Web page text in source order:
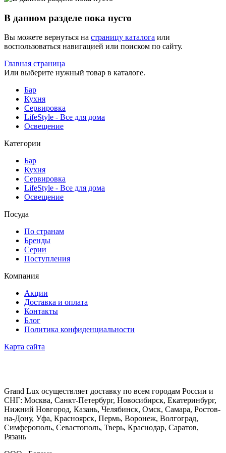
В данном разделе пока пусто
Вы можете вернуться на страницу каталога или
воспользоваться навигацией или поиском по сайту.
Главная страница
Или выберите нужный товар в каталоге.
Бар
Кухня
Сервировка
LifeStyle - Все для дома
Освещение
Категории
Бар
Кухня
Сервировка
LifeStyle - Все для дома
Освещение
Посуда
По странам
Бренды
Серии
Поступления
Компания
Акции
Доставка и оплата
Контакты
Блог
Политика конфиденциальности
Карта сайта
Grand Lux осуществляет доставку по всем городам России и
СНГ: Москва, Санкт-Петербург, Новосибирск, Екатеринбург,
Нижний Новгород, Казань, Челябинск, Омск, Самара, Ростов-
на-Дону, Уфа, Красноярск, Пермь, Воронеж, Волгоград,
Симферополь, Севастополь, Тверь, Краснодар, Саратов,
Рязань